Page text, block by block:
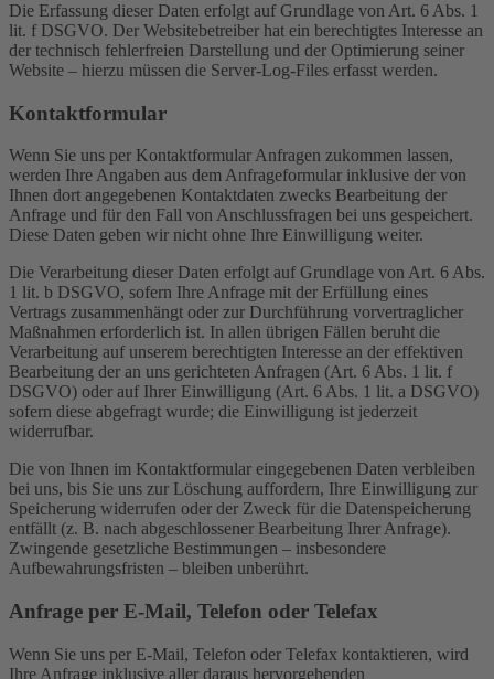
Die Erfassung dieser Daten erfolgt auf Grundlage von Art. 6 Abs. 1
lit. f DSGVO. Der Websitebetreiber hat ein berechtigtes Interesse an
der technisch fehlerfreien Darstellung und der Optimierung seiner
Website – hierzu müssen die Server-Log-Files erfasst werden.
Kontaktformular
Wenn Sie uns per Kontaktformular Anfragen zukommen lassen,
werden Ihre Angaben aus dem Anfrageformular inklusive der von
Ihnen dort angegebenen Kontaktdaten zwecks Bearbeitung der
Anfrage und für den Fall von Anschlussfragen bei uns gespeichert.
Diese Daten geben wir nicht ohne Ihre Einwilligung weiter.
Die Verarbeitung dieser Daten erfolgt auf Grundlage von Art. 6 Abs.
1 lit. b DSGVO, sofern Ihre Anfrage mit der Erfüllung eines
Vertrags zusammenhängt oder zur Durchführung vorvertraglicher
Maßnahmen erforderlich ist. In allen übrigen Fällen beruht die
Verarbeitung auf unserem berechtigten Interesse an der effektiven
Bearbeitung der an uns gerichteten Anfragen (Art. 6 Abs. 1 lit. f
DSGVO) oder auf Ihrer Einwilligung (Art. 6 Abs. 1 lit. a DSGVO)
sofern diese abgefragt wurde; die Einwilligung ist jederzeit
widerrufbar.
Die von Ihnen im Kontaktformular eingegebenen Daten verbleiben
bei uns, bis Sie uns zur Löschung auffordern, Ihre Einwilligung zur
Speicherung widerrufen oder der Zweck für die Datenspeicherung
entfällt (z. B. nach abgeschlossener Bearbeitung Ihrer Anfrage).
Zwingende gesetzliche Bestimmungen – insbesondere
Aufbewahrungsfristen – bleiben unberührt.
Anfrage per E-Mail, Telefon oder Telefax
Wenn Sie uns per E-Mail, Telefon oder Telefax kontaktieren, wird
Ihre Anfrage inklusive aller daraus hervorgehenden